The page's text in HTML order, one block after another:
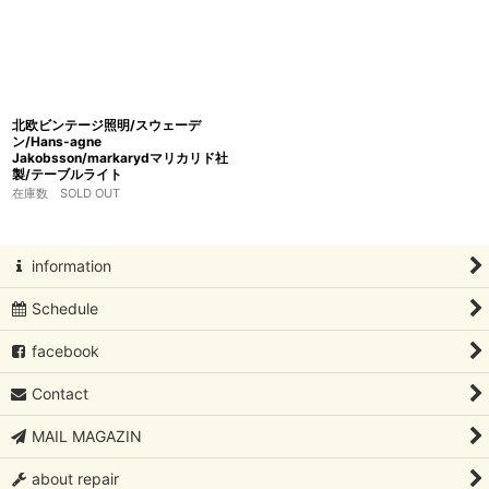
北欧ビンテージ照明/スウェーデ
ン/Hans-agne
Jakobsson/markarydマリカリド社
製/テーブルライト
在庫数 SOLD OUT
information
Schedule
facebook
Contact
MAIL MAGAZIN
about repair